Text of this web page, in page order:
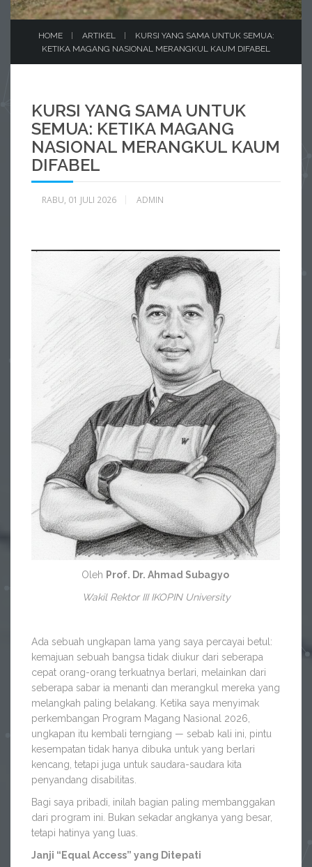
HOME ARTIKEL
KURSI YANG SAMA UNTUK SEMUA:
KETIKA MAGANG NASIONAL MERANGKUL KAUM DIFABEL
KURSI YANG SAMA UNTUK
SEMUA: KETIKA MAGANG
NASIONAL MERANGKUL KAUM
DIFABEL
RABU, 01 JULI 2026 ADMIN
Oleh Prof. Dr. Ahmad Subagyo
Wakil Rektor III IKOPIN University
Ada sebuah ungkapan lama yang saya percayai betul:
kemajuan sebuah bangsa tidak diukur dari seberapa
cepat orang-orang terkuatnya berlari, melainkan dari
seberapa sabar ia menanti dan merangkul mereka yang
melangkah paling belakang. Ketika saya menyimak
perkembangan Program Magang Nasional 2026,
ungkapan itu kembali terngiang — sebab kali ini, pintu
kesempatan tidak hanya dibuka untuk yang berlari
kencang, tetapi juga untuk saudara-saudara kita
penyandang disabilitas.
Bagi saya pribadi, inilah bagian paling membanggakan
dari program ini. Bukan sekadar angkanya yang besar,
tetapi hatinya yang luas.
Janji “Equal Access” yang Ditepati